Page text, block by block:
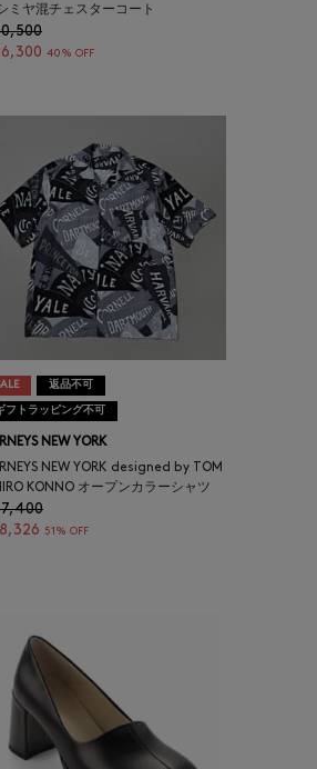
ミヤ混チェスターコート
40% OFF
返品不可
フトラッピング不可
NEW YORK
NEW YORK designed by TOM
KONNO オープンカラーシャツ
51% OFF